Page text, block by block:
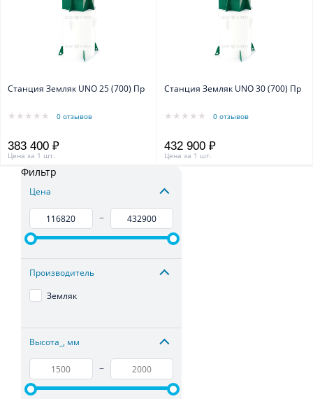
Станция Земляк UNO 25 (700) Пр
0 отзывов
383 400 ₽
Цена за 1 шт.
Станция Земляк UNO 30 (700) Пр
0 отзывов
432 900 ₽
Цена за 1 шт.
Фильтр
Цена
–
Производитель
Земляк
Высота_, мм
–